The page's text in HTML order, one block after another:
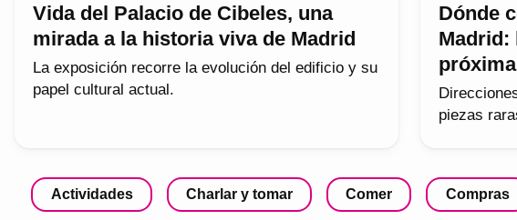
Vida del Palacio de Cibeles, una
mirada a la historia viva de Madrid
La exposición recorre la evolución del edificio y su
papel cultural actual.
Dónde
Madrid:
piezas
Actividades Charlar y tomar Comer Compras